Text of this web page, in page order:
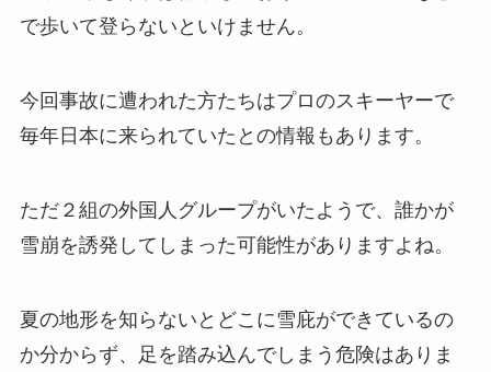
で歩いて登らないといけません。
今回事故に遭われた方たちはプロのスキーヤーで
毎年日本に来られていたとの情報もあります。
ただ２組の外国人グループがいたようで、誰かが
雪崩を誘発してしまった可能性がありますよね。
夏の地形を知らないとどこに雪庇ができているの
か分からず、足を踏み込んでしまう危険はありま